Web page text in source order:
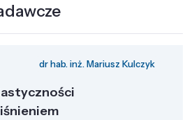
dr hab. inż. Mariusz Kulczyk